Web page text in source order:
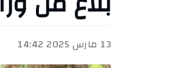
13 مارس 2025 14:42